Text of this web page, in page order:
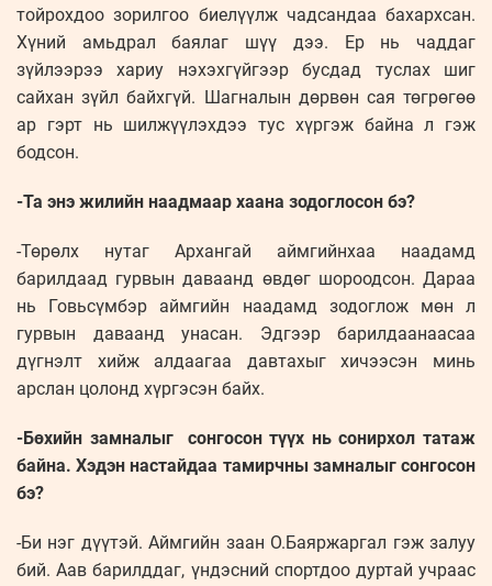
тойрохдоо зорилгоо биелүүлж чадсандаа бахархсан.
Хүний амьдрал баялаг шүү дээ. Ер нь чаддаг
зүйлээрээ хариу нэхэхгүйгээр бусдад туслах шиг
сайхан зүйл байхгүй. Шагналын дөрвөн сая төгрөгөө
ар гэрт нь шилжүүлэхдээ тус хүргэж байна л гэж
бодсон.
-Та энэ жилийн наадмаар хаана зодоглосон бэ?
-Төрөлх нутаг Архангай аймгийнхаа наадамд
барилдаад гурвын даваанд өвдөг шороодсон. Дараа
нь Говьсүмбэр аймгийн наадамд зодоглож мөн л
гурвын даваанд унасан. Эдгээр барилдаанаасаа
дүгнэлт хийж алдаагаа давтахыг хичээсэн минь
арслан цолонд хүргэсэн байх.
-Бөхийн замналыг сонгосон түүх нь сонирхол татаж
байна. Хэдэн настайдаа тамирчны замналыг сонгосон
бэ?
-Би нэг дүүтэй. Аймгийн заан О.Баяржаргал гэж залуу
бий. Аав барилддаг, үндэсний спортдоо дуртай учраас